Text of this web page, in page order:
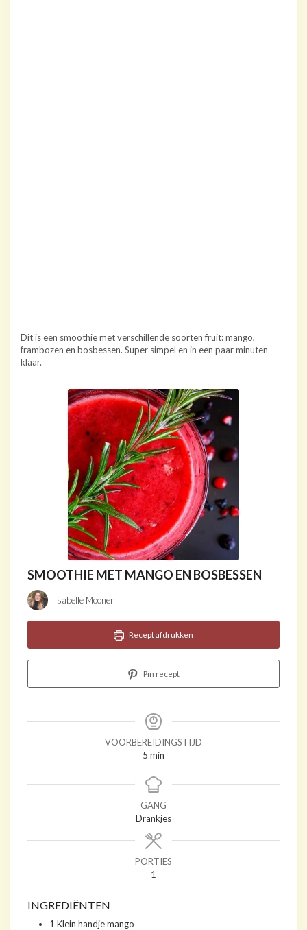
Dit is een smoothie met verschillende soorten fruit: mango,
frambozen en bosbessen. Super simpel en in een paar minuten
klaar.
SMOOTHIE MET MANGO EN BOSBESSEN
Isabelle Moonen
Recept afdrukken
Pin recept
VOORBEREIDINGSTIJD
5 minuten
min
GANG
Drankjes
PORTIES
1
INGREDIËNTEN
1 Klein handje mango